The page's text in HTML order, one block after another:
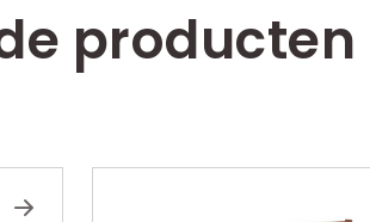
producten